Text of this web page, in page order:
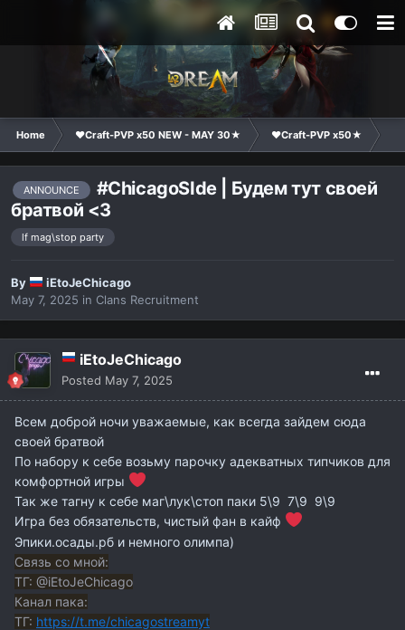
Home ❤Craft-PVP x50 NEW - MAY 30★ ❤Craft-PVP x50★
ANNOUNCE
#ChicagoSIde | Будем тут своей
братвой <3
lf mag\stop party
By
iEtoJeChicago
May 7, 2025 in Clans Recruitment
iEtoJeChicago
Posted May 7, 2025
Всем доброй ночи уважаемые, как всегда зайдем сюда
своей братвой
По набору к себе возьму парочку адекватных типчиков для
комфортной игры
Так же тагну к себе маг\лук\стоп паки 5\9 7\9 9\9
Игра без обязательств, чистый фан в кайф
Эпики.осады.рб и немного олимпа)
Связь со мной:
ТГ: @iEtoJeChicago
Канал пака:
ТГ: https://t.me/chicagostreamyt